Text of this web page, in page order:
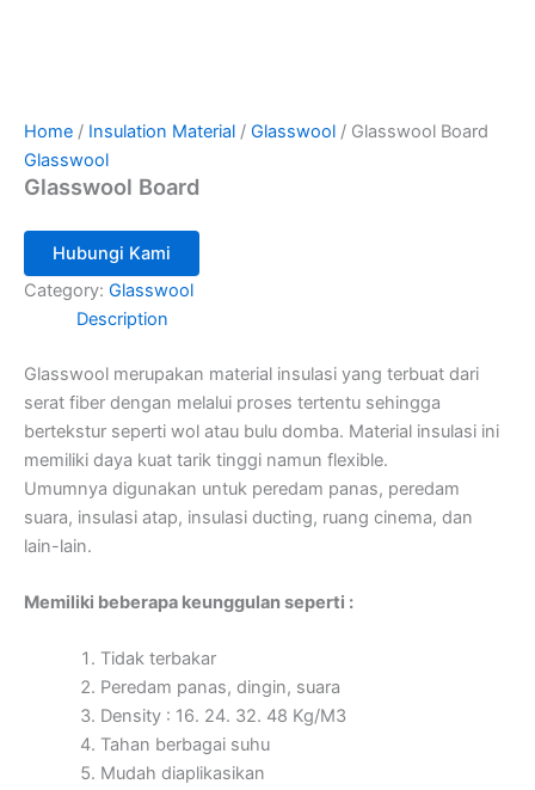
Home / Insulation Material / Glasswool / Glasswool Board
Glasswool
Glasswool Board
Hubungi Kami
Category: Glasswool
Description
Glasswool merupakan material insulasi yang terbuat dari
serat fiber dengan melalui proses tertentu sehingga
bertekstur seperti wol atau bulu domba. Material insulasi ini
memiliki daya kuat tarik tinggi namun flexible.
Umumnya digunakan untuk peredam panas, peredam
suara, insulasi atap, insulasi ducting, ruang cinema, dan
lain-lain.
Memiliki beberapa keunggulan seperti :
Tidak terbakar
Peredam panas, dingin, suara
Density : 16. 24. 32. 48 Kg/M3
Tahan berbagai suhu
Mudah diaplikasikan